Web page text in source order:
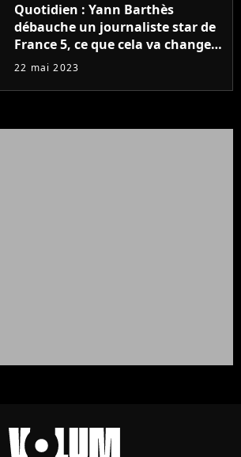
Quotidien : Yann Barthès
débauche un journaliste star de
France 5, ce que cela va changer
à la rentrée
22 mai 2023